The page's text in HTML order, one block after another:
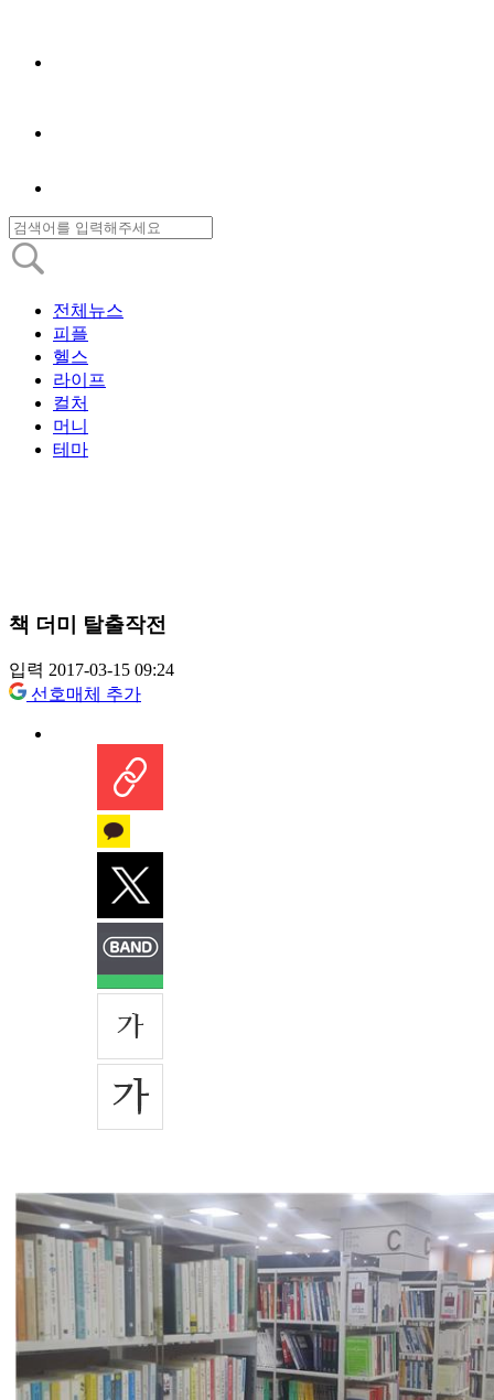
전체뉴스
피플
헬스
라이프
컬처
머니
테마
책 더미 탈출작전
입력 2017-03-15 09:24
선호매체 추가